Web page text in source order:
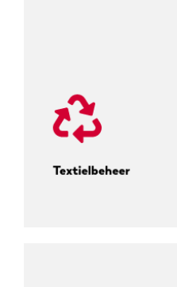
Textielbeheer
Volg elke uniformcyclus.